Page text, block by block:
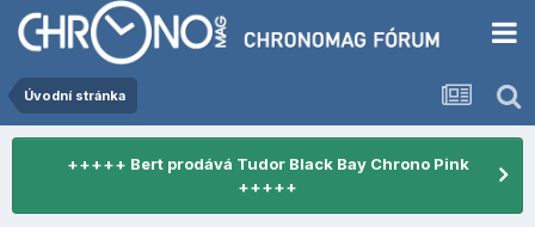
Úvodní stránka
+++++ Bert prodává Tudor Black Bay Chrono Pink
+++++